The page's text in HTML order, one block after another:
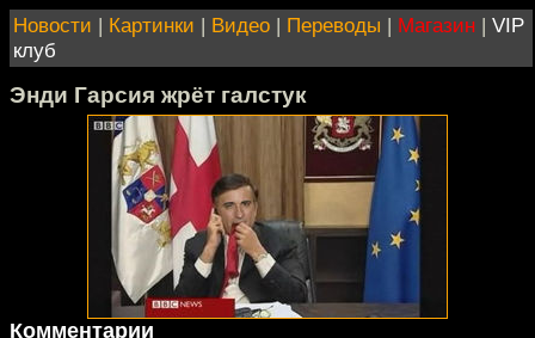
Новости | Картинки | Видео | Переводы | Магазин | VIP
клуб
Энди Гарсия жрёт галстук
Комментарии